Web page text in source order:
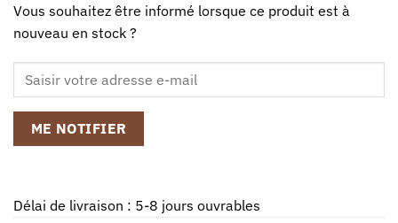
Vous souhaitez être informé lorsque ce produit est à
nouveau en stock ?
ME NOTIFIER
Délai de livraison : 5-8 jours ouvrables